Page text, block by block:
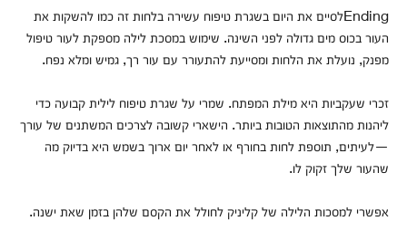
Endingלסיים את היום בשגרת טיפוח עשירה בלחות זה כמו להשקות את
העור בכוס מים גדולה לפני השינה. שימוש במסכת לילה מספקת לעור טיפול
מפנק, נועלת את הלחות ומסייעת להתעורר עם עור רך, גמיש ומלא נפח.
זכרי שעקביות היא מילת המפתח. שמרי על שגרת טיפוח לילית קבועה כדי
ליהנות מהתוצאות הטובות ביותר. הישארי קשובה לצרכים המשתנים של עורך
—לעיתים, תוספת לחות בחורף או לאחר יום ארוך בשמש היא בדיוק מה
שהעור שלך זקוק לו.
אפשרי למסכות הלילה של קליניק לחולל את הקסם שלהן בזמן שאת ישנה.